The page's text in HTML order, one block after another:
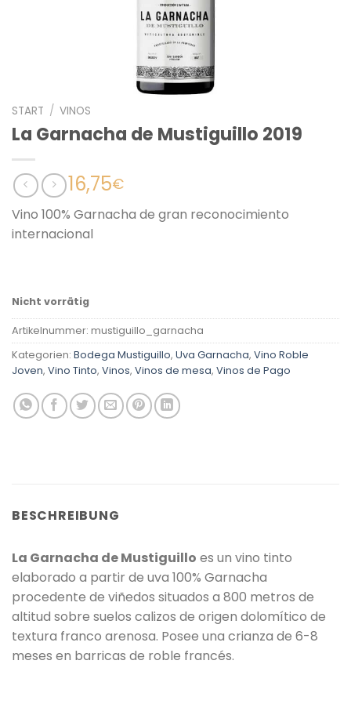
START / VINOS
La Garnacha de Mustiguillo 2019
16,75€
Vino 100% Garnacha de gran reconocimiento
internacional
Nicht vorrätig
Artikelnummer: mustiguillo_garnacha
Kategorien: Bodega Mustiguillo, Uva Garnacha, Vino Roble
Joven, Vino Tinto, Vinos, Vinos de mesa, Vinos de Pago
BESCHREIBUNG
La Garnacha de Mustiguillo es un vino tinto
elaborado a partir de uva 100% Garnacha
procedente de viñedos situados a 800 metros de
altitud sobre suelos calizos de origen dolomítico de
textura franco arenosa. Posee una crianza de 6-8
meses en barricas de roble francés.